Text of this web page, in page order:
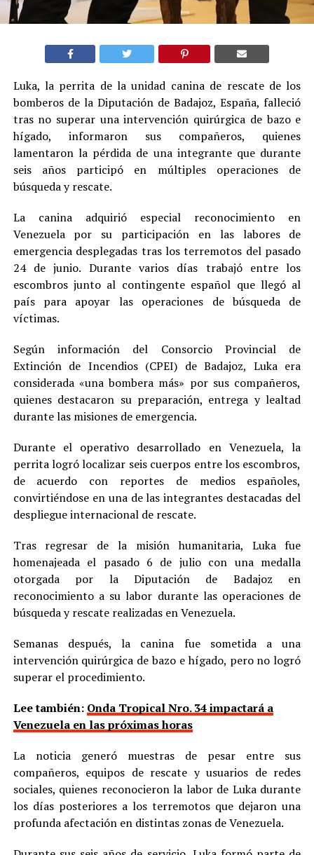
Luka, la perrita de la unidad canina de rescate de los
bomberos de la Diputación de Badajoz, España, falleció
tras no superar una intervención quirúrgica de bazo e
hígado, informaron sus compañeros, quienes
lamentaron la pérdida de una integrante que durante
seis años participó en múltiples operaciones de
búsqueda y rescate.
La canina adquirió especial reconocimiento en
Venezuela por su participación en las labores de
emergencia desplegadas tras los terremotos del pasado
24 de junio. Durante varios días trabajó entre los
escombros junto al contingente español que llegó al
país para apoyar las operaciones de búsqueda de
víctimas.
Según información del Consorcio Provincial de
Extinción de Incendios (CPEI) de Badajoz, Luka era
considerada «una bombera más» por sus compañeros,
quienes destacaron su preparación, entrega y lealtad
durante las misiones de emergencia.
Durante el operativo desarrollado en Venezuela, la
perrita logró localizar seis cuerpos entre los escombros,
de acuerdo con reportes de medios españoles,
convirtiéndose en una de las integrantes destacadas del
despliegue internacional de rescate.
Tras regresar de la misión humanitaria, Luka fue
homenajeada el pasado 6 de julio con una medalla
otorgada por la Diputación de Badajoz en
reconocimiento a su labor durante las operaciones de
búsqueda y rescate realizadas en Venezuela.
Semanas después, la canina fue sometida a una
intervención quirúrgica de bazo e hígado, pero no logró
superar el procedimiento.
Lee también: Onda Tropical Nro. 34 impactará a
Venezuela en las próximas horas
La noticia generó muestras de pesar entre sus
compañeros, equipos de rescate y usuarios de redes
sociales, quienes reconocieron la labor de Luka durante
los días posteriores a los terremotos que dejaron una
profunda afectación en distintas zonas de Venezuela.